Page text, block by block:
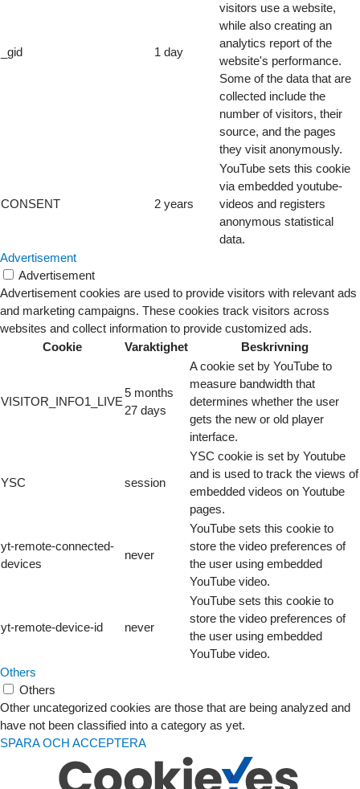
_gid 1 day
visitors use a website,
while also creating an
analytics report of the
website's performance.
Some of the data that are
collected include the
number of visitors, their
source, and the pages
they visit anonymously.
CONSENT 2 years
YouTube sets this cookie
via embedded youtube-
videos and registers
anonymous statistical
data.
Advertisement
Advertisement
Advertisement cookies are used to provide visitors with relevant ads
and marketing campaigns. These cookies track visitors across
websites and collect information to provide customized ads.
Cookie
Varaktighet Beskrivning
VISITOR_INFO1_LIVE
5 months
27 days
A cookie set by YouTube to
measure bandwidth that
determines whether the user
gets the new or old player
interface.
YSC session
YSC cookie is set by Youtube
and is used to track the views of
embedded videos on Youtube
pages.
yt-remote-connected-
devices
never
YouTube sets this cookie to
store the video preferences of
the user using embedded
YouTube video.
yt-remote-device-id never
YouTube sets this cookie to
store the video preferences of
the user using embedded
YouTube video.
Others
Others
Other uncategorized cookies are those that are being analyzed and
have not been classified into a category as yet.
SPARA OCH ACCEPTERA